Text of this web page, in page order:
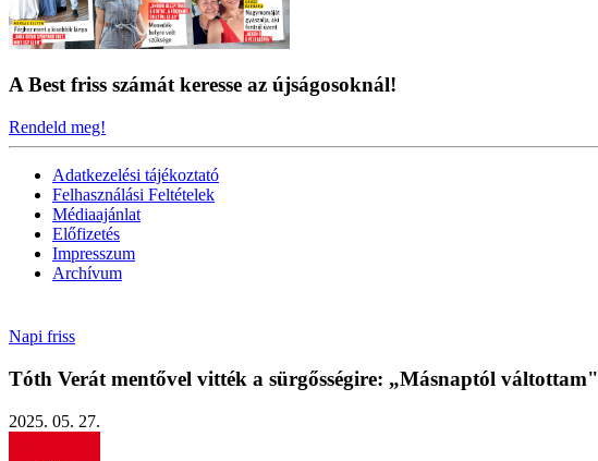
A Best friss számát keresse az újságosoknál!
Rendeld meg!
Adatkezelési tájékoztató
Felhasználási Feltételek
Médiaajánlat
Előfizetés
Impresszum
Archívum
Napi friss
Tóth Verát mentővel vitték a sürgősségire: „Másnaptól váltottam"
2025. 05. 27.